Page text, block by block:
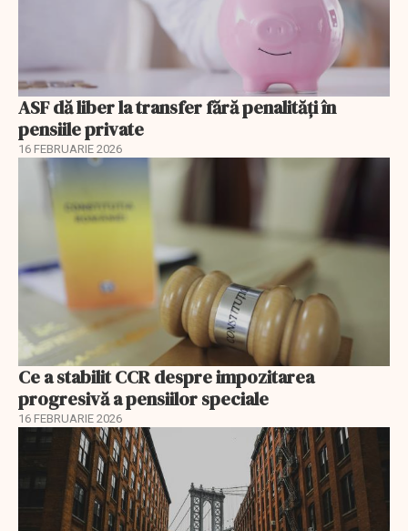
ASF dă liber la transfer fără penalități în
pensiile private
16 FEBRUARIE 2026
Ce a stabilit CCR despre impozitarea
progresivă a pensiilor speciale
16 FEBRUARIE 2026